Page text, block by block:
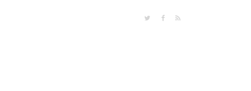
TwitterFacebook
RSS